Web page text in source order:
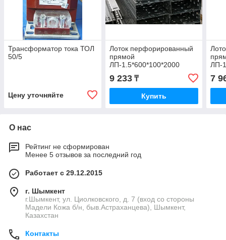
Трансформатор тока ТОЛ
50/5
Цену уточняйте
Лоток перфорированный
прямой
ЛП-1.5*600*100*2000
9 233₸
Купить
ЛП-
7
О нас
Рейтинг не сформирован
Менее 5 отзывов за последний год
Работает с 29.12.2015
г. Шымкент
г.Шымкент, ул. Циолковского, д. 7 (вход со стороны
Мадели Кожа б/н, быв.Астраханцева), Шымкент,
Казахстан
Контакты